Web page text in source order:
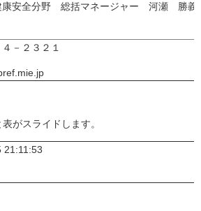
康安全分野 総括マネージャー 河瀬 勝義
４－２３２１
がスライドします。
21:11:53